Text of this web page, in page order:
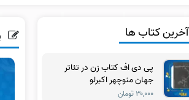
آخرین کتاب ها
پی دی اف کتاب زن در تئاتر
جهان منوچهر اکبرلو
۳۰,۰۰۰ تومان